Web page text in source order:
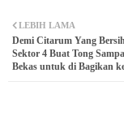
LEBIH LAMA
Demi Citarum Yang
Sektor 4 Buat Tong
Bekas untuk di Bagikan